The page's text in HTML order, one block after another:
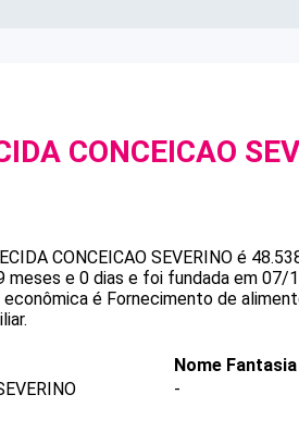
CONCEICAO
CONCEICAO SEVERINO é
meses e 0 dias e foi fundada em 07/
é Fornecimento de
Nome Fantasia
-